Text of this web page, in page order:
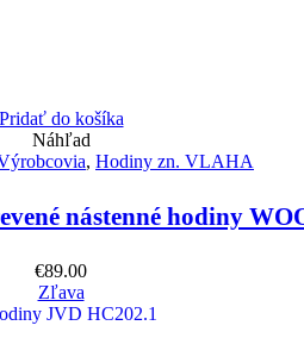
Pridať do košíka
Náhľad
, Hodiny zn. VLAHA
nástenné hodiny
€89.00
Zľava